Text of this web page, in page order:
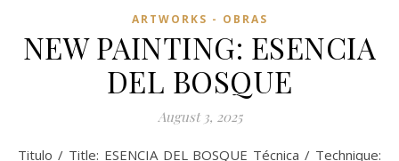
ARTWORKS - OBRAS
NEW PAINTING: ESENCIA
DEL BOSQUE
August 3, 2025
Titulo / Title: ESENCIA DEL BOSQUE Técnica / Technique: